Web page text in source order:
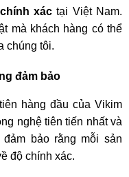
xáctại Việt Nam.
mà khách hàng có thể
chúng tôi.
đảm bảo
hàng đầu của Vikim
nghệ tiên tiến nhất và
bảo rằng mỗi sản
độ chính xác.